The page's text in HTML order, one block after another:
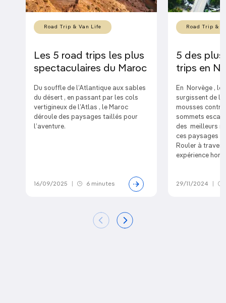
Road Trip & Van Life
Les 5 road trips les plus
spectaculaires du Maroc
Du souffle de l’Atlantique aux sables
du désert , en passant par les cols
vertigineux de l’Atlas , le Maroc
déroule des paysages taillés pour
l’aventure.
16/09/2025 6 minutes
Road Trip &
5 des
trips en
En Norvège ,
surgissent de la
mousses
sommets
des meilleurs
ces paysages
Rouler à
expérience hors
29/11/2024